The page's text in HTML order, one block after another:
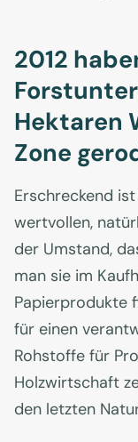
2012
Hektaren
Zone
Erschreckend
wertvollen,
der Umstand,
man sie im
Papierprodukte
für einen
Rohstoffe für
Holzwirtschaft
den letzten